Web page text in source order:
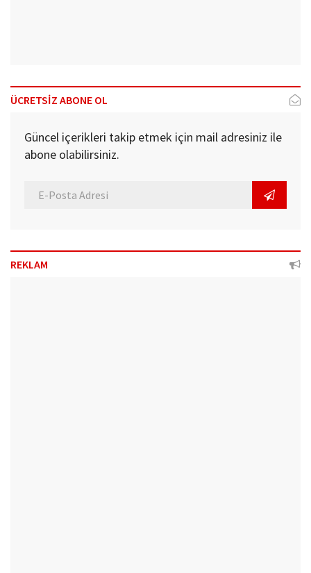
ÜCRETSİZ ABONE OL
Güncel içerikleri takip etmek için mail adresiniz ile
abone olabilirsiniz.
REKLAM